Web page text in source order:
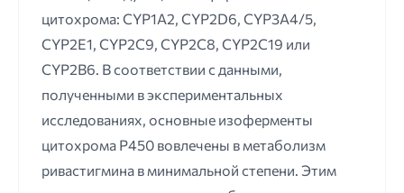
цитохрома: CYP1A2, CYP2D6, CYP3A4/5,
CYP2E1, CYP2C9, CYP2C8, CYP2C19 или
CYP2B6. В соответствии с данными,
полученными в экспериментальных
исследованиях, основные изоферменты
цитохрома Р450 вовлечены в метаболизм
ривастигмина в минимальной степени. Этим